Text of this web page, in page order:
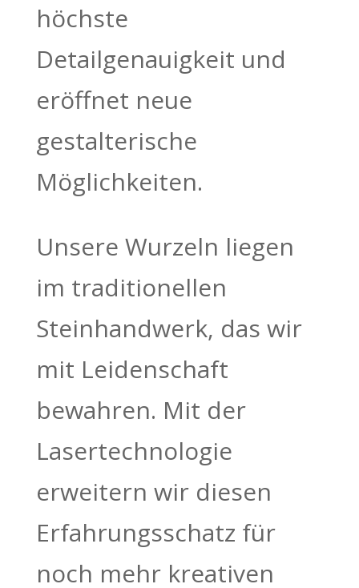
höchste
Detailgenauigkeit und
eröffnet neue
gestalterische
Möglichkeiten.
Unsere Wurzeln liegen
im traditionellen
Steinhandwerk, das wir
mit Leidenschaft
bewahren. Mit der
Lasertechnologie
erweitern wir diesen
Erfahrungsschatz für
noch mehr kreativen